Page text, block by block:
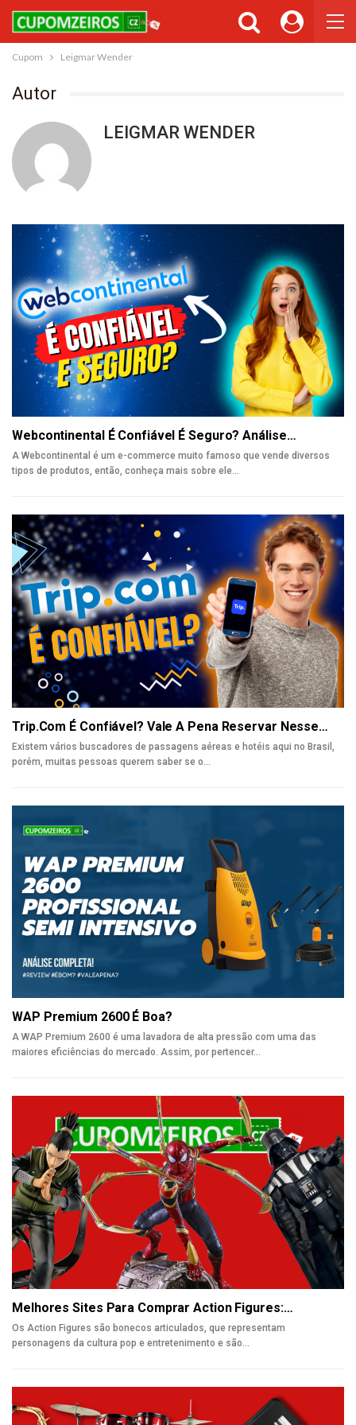
Cupom Leigmar Wender
Autor
LEIGMAR WENDER
Webcontinental É Confiável É Seguro? Análise…
A Webcontinental é um e-commerce muito famoso que vende diversos
tipos de produtos, então, conheça mais sobre ele…
Trip.com É Confiável? Vale A Pena Reservar Nesse…
Existem vários buscadores de passagens aéreas e hotéis aqui no Brasil,
porém, muitas pessoas querem saber se o
WAP Premium 2600 É Boa?
A WAP Premium 2600 é uma lavadora de alta pressão com uma das
maiores eficiências do mercado. Assim, por pertencer…
Melhores Sites Para Comprar Action Figures:…
Os Action Figures são bonecos articulados, que representam
personagens da cultura pop e entretenimento e são